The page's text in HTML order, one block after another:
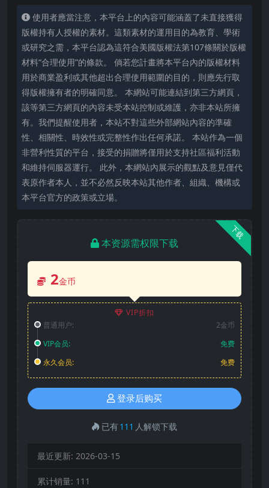
使用者應當注意，本平台上的內容可能涵蓋了未直接獲得
版權持有人授權的素材。這類素材的運用目的為教育、學術
或研究之需，本平台認為這符合美國版權法第107條關於版權
材料“合理使用”的條款。 倘若您計畫將本平台內的版權材料
用於商業盈利或其他超出合理使用範圍的目的，則應先行取
得版權擁有者的明確同意。 本網站可能連結到第三方網頁，
該等第三方網頁的內容未受本站控制或維護，亦非本站所擁
有。我們提醒使用者，本站不對這些外部網站內容的準確
性、相關性、時效性或完整性作出任何承諾。 本站作為一個
非營利性質的平台，接受的捐贈將僅用於支持社區福利活動
和維持伺服器運行。 此外，本網站內展示的觀點及意見僅代
表原作者本人，並不必然反映本站其他作者、組織、機構或
本平台官方的政策或立場。
下载
本资源需权限下载
2金币
VIP折扣
普通用户:
2金币
VIP会员:
免费
永久会员:
免费
登录后购买
已有111 人解锁下载
最近更新: 2026-03-15
累计销量: 111